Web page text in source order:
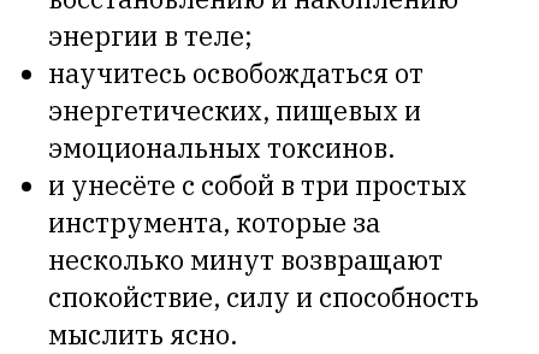
энергии в теле;
научитесь освобождаться от
энергетических, пищевых и
эмоциональных токсинов.
и унесёте с собой в три простых
инструмента, которые за
несколько минут возвращают
спокойствие, силу и способность
мыслить ясно.